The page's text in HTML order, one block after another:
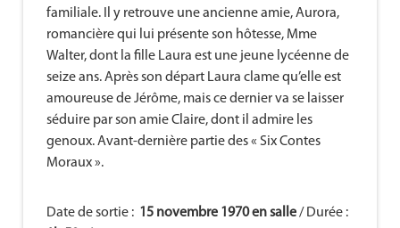
familiale. Il y retrouve une ancienne amie, Aurora,
romancière qui lui présente son hôtesse, Mme
Walter, dont la fille Laura est une jeune lycéenne de
seize ans. Après son départ Laura clame qu’elle est
amoureuse de Jérôme, mais ce dernier va se laisser
séduire par son amie Claire, dont il admire les
genoux. Avant-dernière partie des « Six Contes
Moraux ».
Date de sortie : 15 novembre 1970 en salle/ Durée :